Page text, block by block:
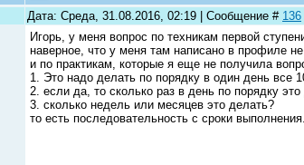
Дата: Среда, 31.08.2016, 02:19 | Сообщение # 136
Игорь, у меня вопрос по техникам первой
наверное, что у меня там написано в профиле не
и по практикам, которые я еще не получила
1. Это надо делать по порядку в один день все
2. если да, то сколько раз в день по порядку
3. сколько недель или месяцев это делать?
то есть последовательность с сроки